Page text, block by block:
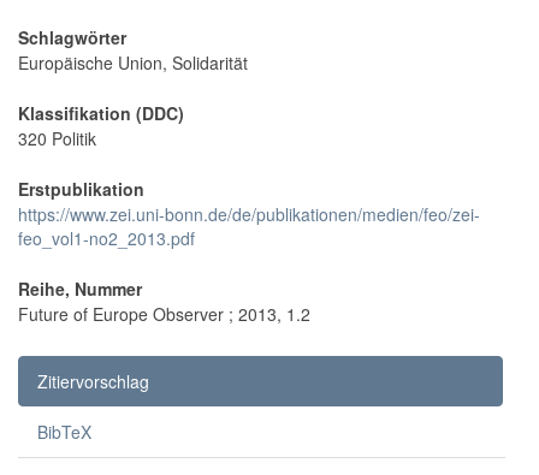
Schlagwörter
Europäische Union, Solidarität
Klassifikation (DDC)
320 Politik
Erstpublikation
https://www.zei.uni-bonn.de/de/publikationen/medien/feo/zei-
feo_vol1-no2_2013.pdf
Reihe, Nummer
Future of Europe Observer ; 2013, 1.2
Zitiervorschlag
BibTeX